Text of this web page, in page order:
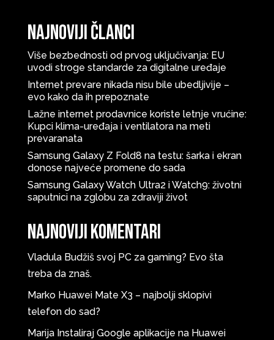
Najnoviji članci
Više bezbednosti od prvog uključivanja: EU
uvodi stroge standarde za digitalne uređaje
Internet prevare nikada nisu bile ubedljivije –
evo kako da ih prepoznate
Lažne internet prodavnice koriste letnje vrućine:
Kupci klima-uređaja i ventilatora na meti
prevaranata
Samsung Galaxy Z Fold8 na testu: šarka i ekran
donose najveće promene do sada
Samsung Galaxy Watch Ultra2 i Watch9: životni
saputnici na zglobu za zdraviji život
Najnoviji komentari
Vladula Budžiš svoj PC za gaming? Evo šta
treba da znaš.
Marko Huawei Mate X3 – najbolji sklopivi
telefon do sad?
Marija Instaliraj Google aplikacije na Huawei